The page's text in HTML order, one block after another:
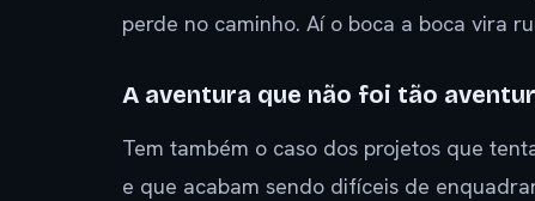
perde no caminho. Aí o boca a boca vira
A aventura que não foi tão
Tem também o caso dos projetos que
e que acabam sendo difíceis de